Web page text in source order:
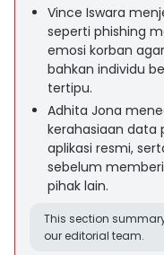
Vince Iswara
seperti phishing
emosi korban
bahkan individu
tertipu.
Adhita Jona
kerahasiaan data
aplikasi resmi,
sebelum
pihak lain.
This section
our editorial team.